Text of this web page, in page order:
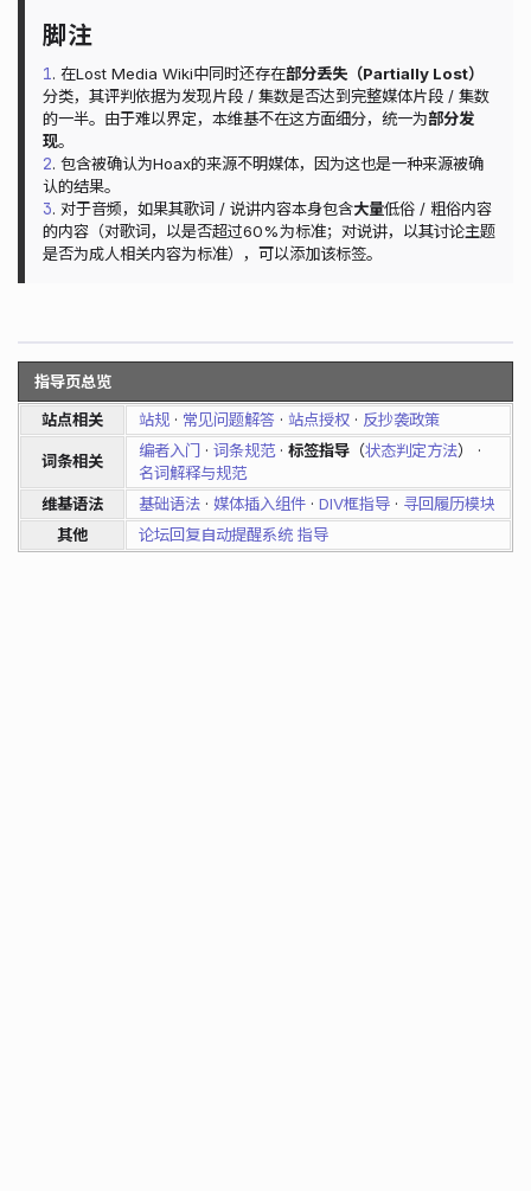
1. 在Lost Media Wiki中同时还存在部分丢失（Partially Lost）
分类，其评判依据为发现片段 / 集数是否达到完整媒体片段 / 集数
的一半。由于难以界定，本维基不在这方面细分，统一为部分发
现。
2. 包含被确认为Hoax的来源不明媒体，因为这也是一种来源被确
认的结果。
3. 对于音频，如果其歌词 / 说讲内容本身包含大量低俗 / 粗俗内容
的内容（对歌词，以是否超过60%为标准；对说讲，以其讨论主题
是否为成人相关内容为标准），可以添加该标签。
指导页总览
站点相关 站规 · 常见问题解答 · 站点授权 · 反抄袭政策
词条相关
编者入门 · 词条规范· 标签指导 （状态判定方法） ·
名词解释与规范
维基语法
基础语法 · 媒体插入组件 · DIV框指导 · 寻回履历模块
其他
论坛回复自动提醒系统 指导